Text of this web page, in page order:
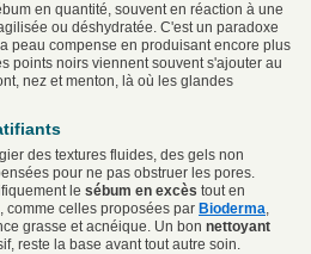
en quantité, souvent en réaction à une
ou déshydratée. C'est un paradoxe
peau compense en produisant encore plus
points noirs viennent souvent s'ajouter au
nez et menton, là où les glandes
des textures fluides, des gels non
pour ne pas obstruer les pores.
le sébum en excès tout en
comme celles proposées par Bioderma,
grasse et acnéique. Un bon nettoyant
reste la base avant tout autre soin.